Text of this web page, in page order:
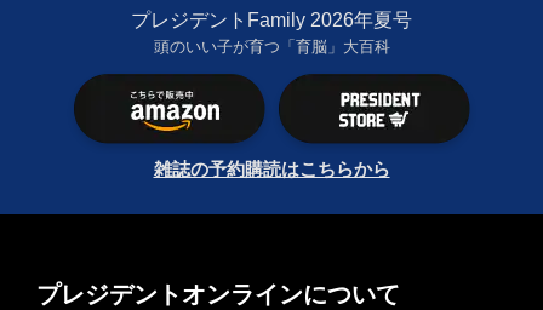
プレジデントFamily 2026年夏号
頭のいい子が育つ「育脳」大百科
雑誌の予約購読はこちらから
プレジデントオンラインについて